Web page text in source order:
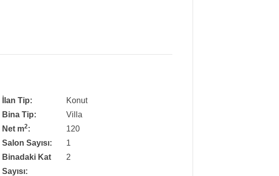
İlan Tip:
Konut
Bina Tip:
Villa
Net m2:
120
Salon Sayısı:
1
Binadaki Kat
Sayısı:
2